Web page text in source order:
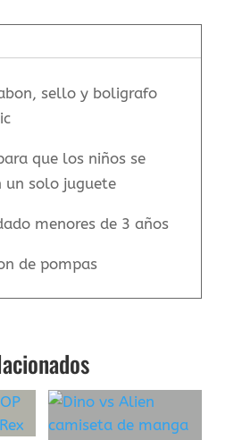
sello y boligrafo
que los niños se
un solo juguete
menores de 3 años
de pompas